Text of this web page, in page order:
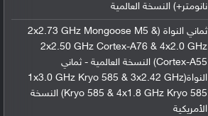
نانومتر+) النسخة العالمية
ثماني النواة (2x2.73 GHz Mongoose M5 &
2x2.50 GHz Cortex-A76 & 4x2.0 GHz
Cortex-A55) النسخة العالمية - ثماني
النواة(1x3.0 GHz Kryo 585 & 3x2.42 GHz
Kryo 585 & 4x1.8 GHz Kryo 585) النسخة
الأمريكية